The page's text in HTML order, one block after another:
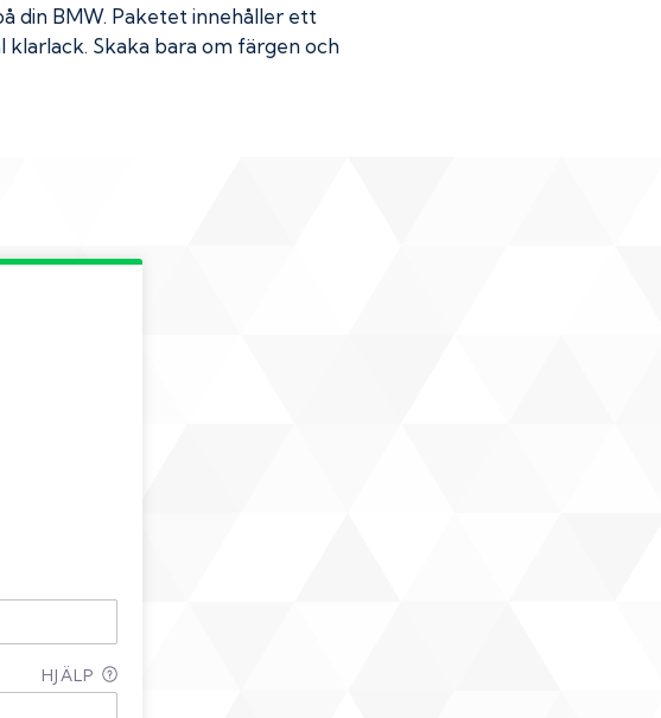
din BMW. Paketet innehåller ett
Skaka bara om färgen och
HJÄLP